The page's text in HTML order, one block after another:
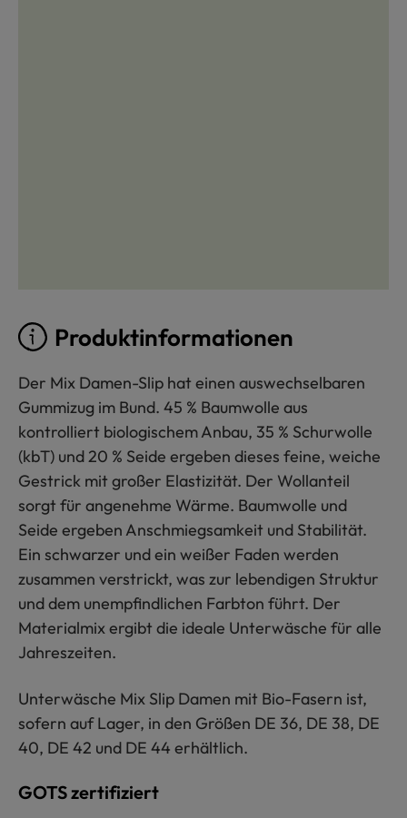
Produktinformationen
Der Mix Damen-Slip hat einen auswechselbaren
Gummizug im Bund. 45 % Baumwolle aus
kontrolliert biologischem Anbau, 35 % Schurwolle
(kbT) und 20 % Seide ergeben dieses feine, weiche
Gestrick mit großer Elastizität. Der Wollanteil
sorgt für angenehme Wärme. Baumwolle und
Seide ergeben Anschmiegsamkeit und Stabilität.
Ein schwarzer und ein weißer Faden werden
zusammen verstrickt, was zur lebendigen Struktur
und dem unempfindlichen Farbton führt. Der
Materialmix ergibt die ideale Unterwäsche für alle
Jahreszeiten.
Unterwäsche Mix Slip Damen mit Bio-Fasern ist,
sofern auf Lager, in den Größen DE 36, DE 38, DE
40, DE 42 und DE 44 erhältlich.
GOTS zertifiziert